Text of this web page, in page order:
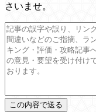
さいませ。